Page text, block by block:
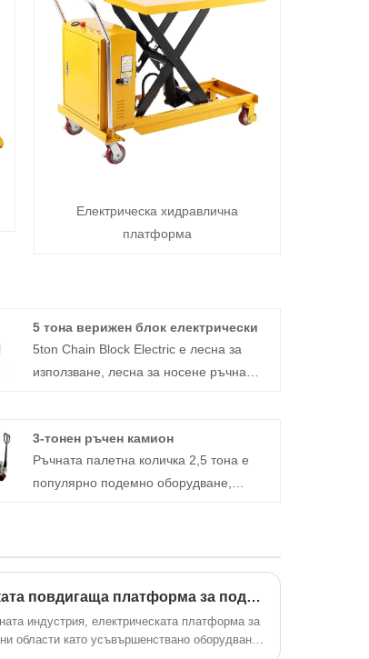
Електрическа хидравлична
платформа
5 тона верижен блок електрически
5ton Chain Block Electric е лесна за
използване, лесна за носене ръчна
верига“. Подходящ е за повдигане на
малки съоръжения и стоки на къси
разстояния и се характеризира с
3-тонен ръчен камион
Ръчната палетна количка 2,5 тона е
популярно подемно оборудване,
склад, производствено съоръжение или
всякаква среда, която изисква
преместване на тежки товари от едно
място на друго.
Колко очевидна е електрическата повдигаща платформа за подобряване на ефективността на работа?
индустрия, електрическата платформа за
области като усъвършенствано оборудване